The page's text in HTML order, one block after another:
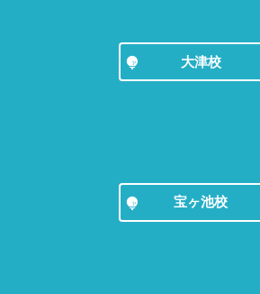
大津校
宝ヶ池校